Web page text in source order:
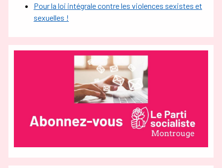
Pour la loi intégrale contre les violences sexistes et
sexuelles !